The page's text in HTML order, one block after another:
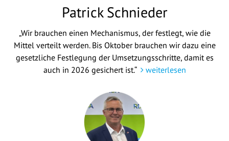
Patrick Schnieder
„Wir brauchen einen Mechanismus, der festlegt, wie die
Mittel verteilt werden. Bis Oktober brauchen wir dazu eine
gesetzliche Festlegung der Umsetzungsschritte, damit es
auch in 2026 gesichert ist.“
weiterlesen